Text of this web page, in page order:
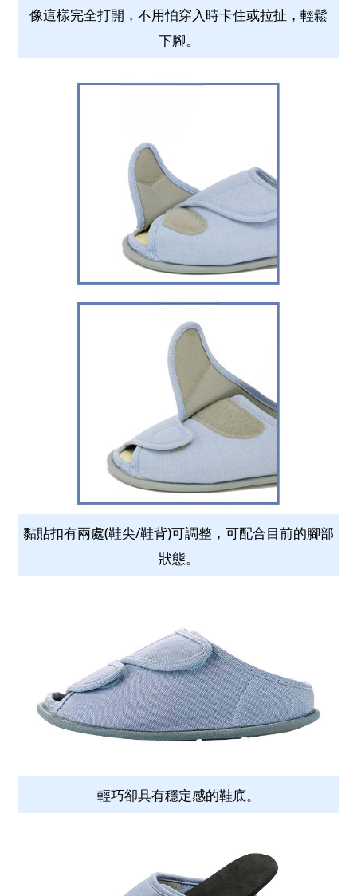
像這樣完全打開，不用怕穿入時卡住或拉扯，輕鬆
下腳。
黏貼扣有兩處(鞋尖/鞋背)可調整，可配合目前的腳部
狀態。
輕巧卻具有穩定感的鞋底。